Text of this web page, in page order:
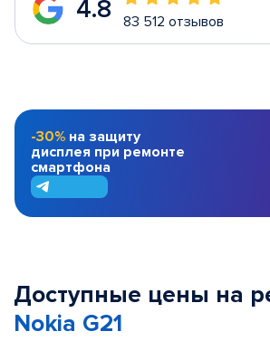
4.8 83 512 отзывов
-30% на защиту
дисплея при ремонте
смартфона
Доступные цены на
Nokia G21